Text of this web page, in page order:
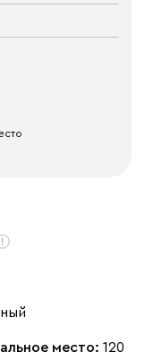
место: 120